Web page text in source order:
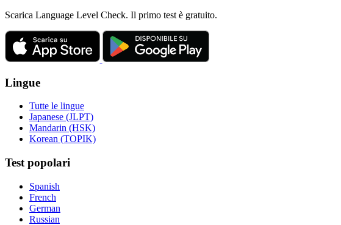
Scarica Language Level Check. Il primo test è gratuito.
Lingue
Tutte le lingue
Japanese (JLPT)
Mandarin (HSK)
Korean (TOPIK)
Test popolari
Spanish
French
German
Russian